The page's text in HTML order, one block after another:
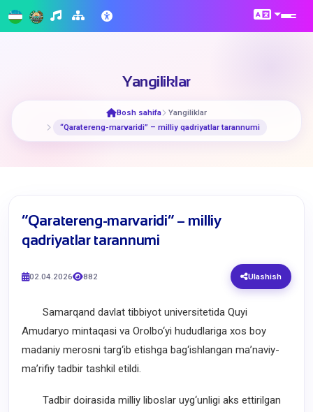
Yangiliklar
Bosh sahifa
Yangiliklar
​“Qaratereng-marvaridi” – milliy qadriyatlar tarannumi
​“Qaratereng-marvaridi” – milliy
qadriyatlar tarannumi
02.04.2026 882 Ulashish
Samarqand davlat tibbiyot universitetida Quyi
Amudaryo mintaqasi va Orolbo‘yi hududlariga xos boy
madaniy merosni targ‘ib etishga bag‘ishlangan ma’naviy-
ma’rifiy tadbir tashkil etildi.
Tadbir doirasida milliy liboslar uyg‘unligi aks ettirilgan